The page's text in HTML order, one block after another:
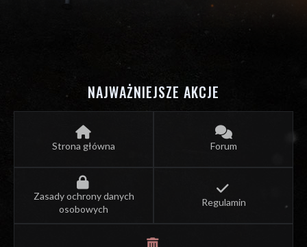
NAJWAŻNIEJSZE AKCJE
Strona główna Forum
Zasady ochrony danych
osobowych
Regulamin